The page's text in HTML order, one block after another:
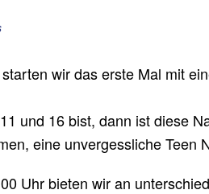
wir das erste Mal mit
und 16 bist, dann ist diese
eine unvergessliche Teen
Uhr bieten wir an